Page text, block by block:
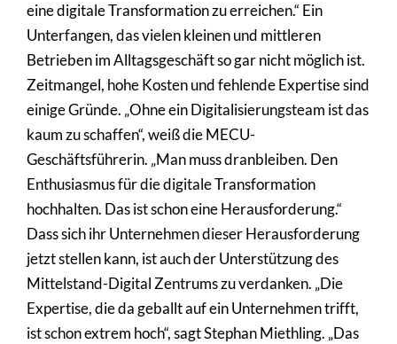
eine digitale Transformation zu erreichen.“ Ein
Unterfangen, das vielen kleinen und mittleren
Betrieben im Alltagsgeschäft so gar nicht möglich ist.
Zeitmangel, hohe Kosten und fehlende Expertise sind
einige Gründe. „Ohne ein Digitalisierungsteam ist das
kaum zu schaffen“, weiß die MECU-
Geschäftsführerin. „Man muss dranbleiben. Den
Enthusiasmus für die digitale Transformation
hochhalten. Das ist schon eine Herausforderung.“
Dass sich ihr Unternehmen dieser Herausforderung
jetzt stellen kann, ist auch der Unterstützung des
Mittelstand-Digital Zentrums zu verdanken. „Die
Expertise, die da geballt auf ein Unternehmen trifft,
ist schon extrem hoch“, sagt Stephan Miethling. „Das